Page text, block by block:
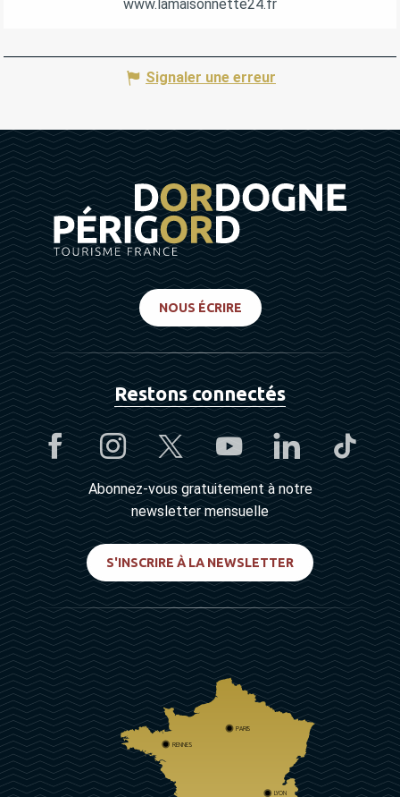
www.lamaisonnette24.fr
Signaler une erreur
NOUS ÉCRIRE
Restons connectés
Abonnez-vous gratuitement à notre
newsletter mensuelle
S'INSCRIRE À LA NEWSLETTER
PARIS
RENNES
LYON